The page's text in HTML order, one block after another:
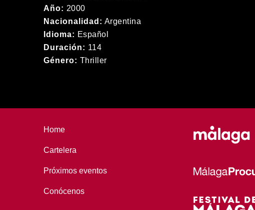
Año: 2000
Nacionalidad: Argentina
Idioma: Español
Duración: 114
Género: Thriller
Home
Cartelera
Próximos eventos
Conócenos